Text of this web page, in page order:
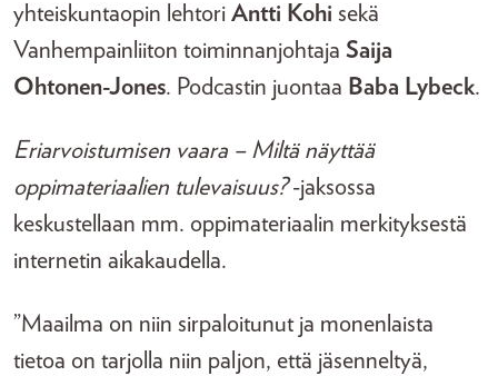
yhteiskuntaopin lehtori Antti Kohi sekä
Vanhempainliiton toiminnanjohtaja Saija
Ohtonen-Jones. Podcastin juontaa Baba Lybeck.
Eriarvoistumisen vaara – Miltä näyttää
oppimateriaalien tulevaisuus?-jaksossa
keskustellaan mm. oppimateriaalin merkityksestä
internetin aikakaudella.
”Maailma on niin sirpaloitunut ja monenlaista
tietoa on tarjolla niin paljon, että jäsenneltyä,